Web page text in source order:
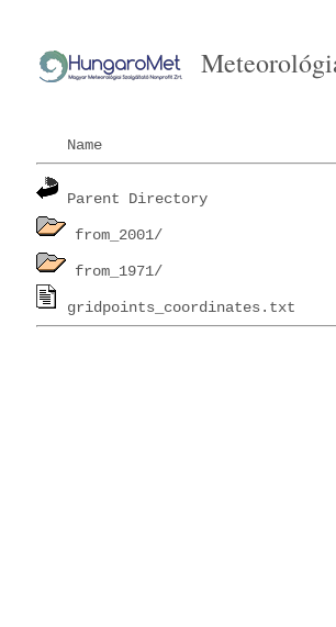
Name
Parent Directory
from_2001/
from_1971/
gridpoints_coordinates.txt